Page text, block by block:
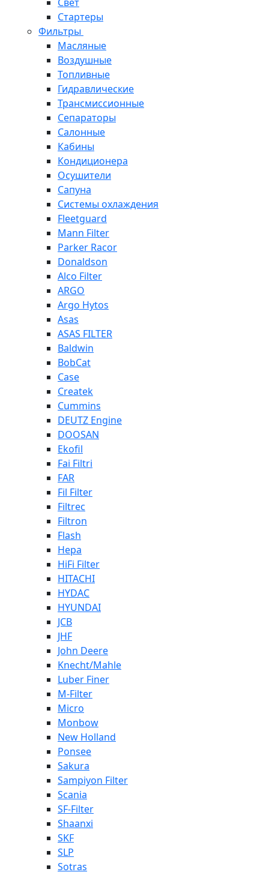
Свет
Стартеры
Фильтры
Масляные
Воздушные
Топливные
Гидравлические
Трансмиссионные
Сепараторы
Салонные
Кабины
Кондиционера
Осушители
Сапуна
Системы охлаждения
Fleetguard
Mann Filter
Parker Racor
Donaldson
Alco Filter
ARGO
Argo Hytos
Asas
ASAS FILTER
Baldwin
BobCat
Case
Createk
Cummins
DEUTZ Engine
DOOSAN
Ekofil
Fai Filtri
FAR
Fil Filter
Filtrec
Filtron
Flash
Hepa
HiFi Filter
HITACHI
HYDAC
HYUNDAI
JCB
JHF
John Deere
Knecht/Mahle
Luber Finer
M-Filter
Micro
Monbow
New Holland
Ponsee
Sakura
Sampiyon Filter
Scania
SF-Filter
Shaanxi
SKF
SLP
Sotras